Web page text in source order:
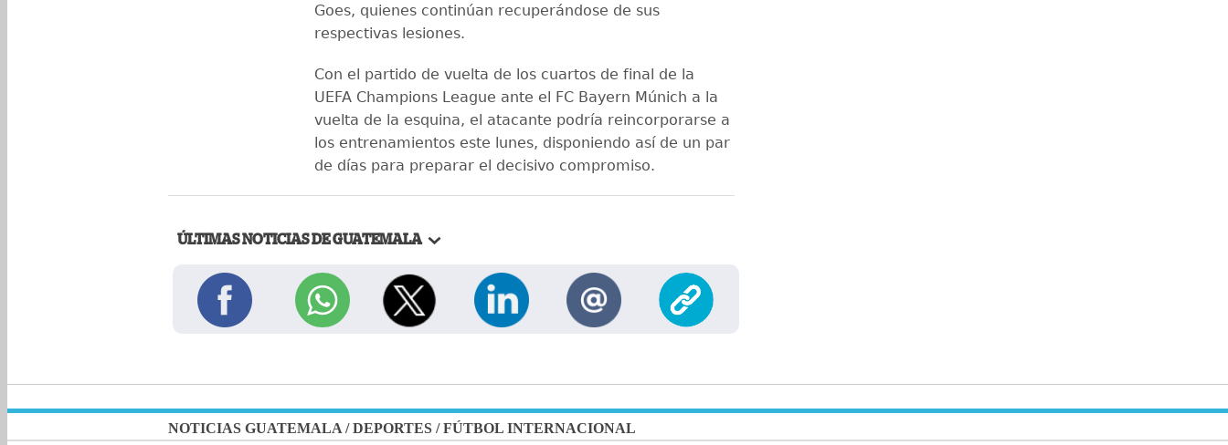
Goes, quienes continúan recuperándose de sus
respectivas lesiones.
Con el partido de vuelta de los cuartos de final de la
UEFA Champions League ante el FC Bayern Múnich a la
vuelta de la esquina, el atacante podría reincorporarse a
los entrenamientos este lunes, disponiendo así de un par
de días para preparar el decisivo compromiso.
ÚLTIMAS NOTICIAS DE GUATEMALA
NOTICIAS GUATEMALA /DEPORTES /FÚTBOL INTERNACIONAL